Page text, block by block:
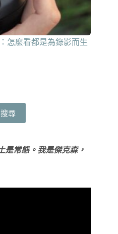
怎麼看都是為錄影而生
搜尋
是常態。我是傑克森，